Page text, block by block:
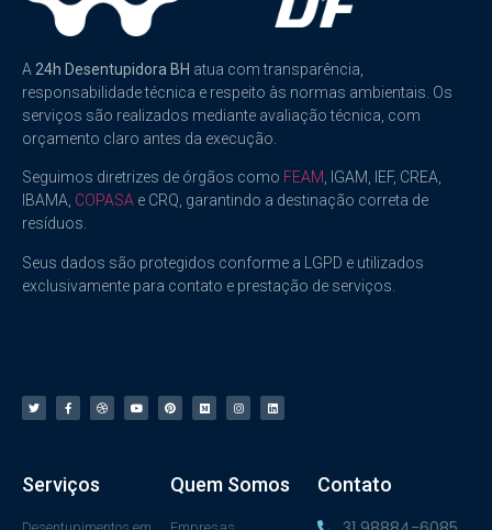
A 24h Desentupidora BH atua com transparência,
responsabilidade técnica e respeito às normas ambientais. Os
serviços são realizados mediante avaliação técnica, com
orçamento claro antes da execução.
Seguimos diretrizes de órgãos como FEAM, IGAM, IEF, CREA,
IBAMA, COPASA e CRQ, garantindo a destinação correta de
resíduos.
Seus dados são protegidos conforme a LGPD e utilizados
exclusivamente para contato e prestação de serviços.
Serviços Quem Somos Contato